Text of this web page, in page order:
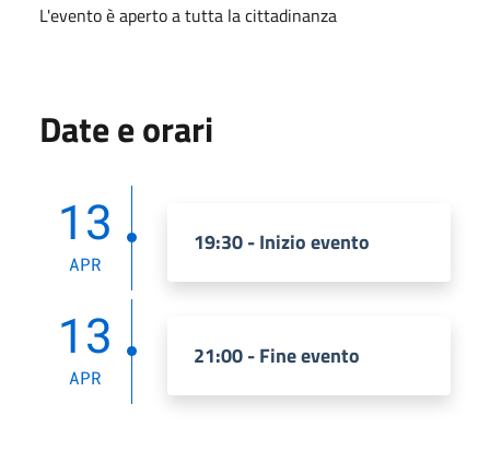
L'evento è aperto a tutta la cittadinanza
Date e orari
13
APR
19:30 - Inizio evento
13
APR
21:00 - Fine evento